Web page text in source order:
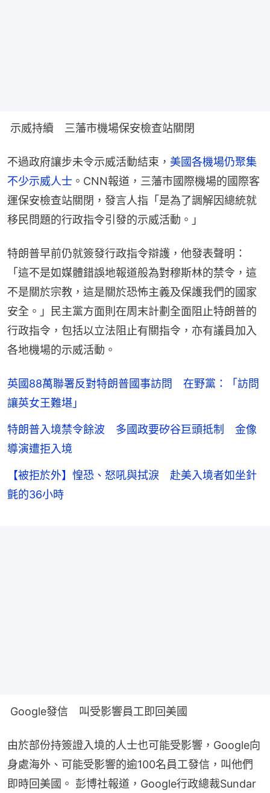
示威持續　三藩市機場保安檢查站關閉
不過政府讓步未令示威活動結束， 美國各機場仍聚集
不少示威人士 。CNN報道，三藩市國際機場的國際客
運保安檢查站關閉，發言人指「是為了調解因總統就
移民問題的行政指令引發的示威活動。」
特朗普早前仍就簽發行政指令辯護，他發表聲明：
「這不是如媒體錯誤地報道般為對穆斯林的禁令，這
不是關於宗教，這是關於恐怖主義及保護我們的國家
安全。」民主黨方面則在周末計劃全面阻止特朗普的
行政指令，包括以立法阻止有關指令，亦有議員加入
各地機場的示威活動。
英國88萬聯署反對特朗普國事訪問 在野黨：「訪問
讓英女王難堪」
特朗普入境禁令餘波 多國政要矽谷巨頭抵制 金像
導演遭拒入境
【被拒於外】惶恐、怒吼與拭淚 赴美入境者如坐針
氈的36小時
Google發信　叫受影響員工即回美國
由於部份持簽證入境的人士也可能受影響，Google向
身處海外、可能受影響的逾100名員工發信，叫他們
即時回美國。 彭博社報道，Google行政總裁Sundar